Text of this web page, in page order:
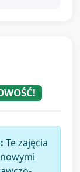
Te zajęcia